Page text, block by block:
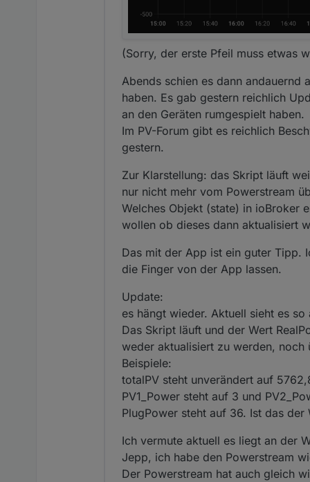
(Sorry, der erste Pfeil muss etwas
Abends schien es dann andauernd
haben. Es gab gestern reichlich
an den Geräten rumgespielt haben.
Im PV-Forum gibt es reichlich
gestern.
Zur Klarstellung: das Skript läuft
nur nicht mehr vom Powerstream
Welches Objekt (state) in ioBroker
wollen ob dieses dann aktualisiert
Das mit der App ist ein guter Tipp.
die Finger von der App lassen.
Update:
es hängt wieder. Aktuell sieht es so
Das Skript läuft und der Wert
weder aktualisiert zu werden, noch
Beispiele:
totalPV steht unverändert auf
PV1_Power steht auf 3 und
PlugPower steht auf 36. Ist das der
Ich vermute aktuell es liegt an der
Jepp, ich habe den Powerstream
Der Powerstream hat auch gleich